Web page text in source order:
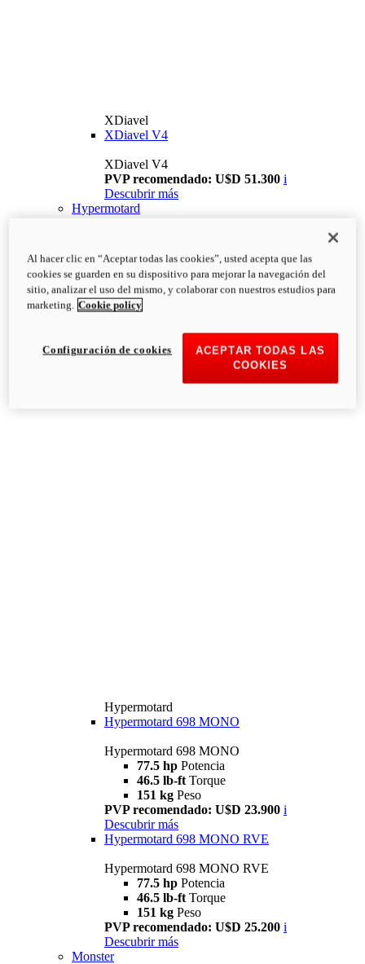
XDiavel
XDiavel V4
XDiavel V4
PVP recomendado: U$D 51.300 i
Descubrir más
Hypermotard
Hypermotard
Hypermotard 698 MONO
Hypermotard 698 MONO
77.5 hp Potencia
46.5 lb-ft Torque
151 kg Peso
PVP recomendado: U$D 23.900 i
Descubrir más
Hypermotard 698 MONO RVE
Hypermotard 698 MONO RVE
77.5 hp Potencia
46.5 lb-ft Torque
151 kg Peso
PVP recomendado: U$D 25.200 i
Descubrir más
Monster
Al hacer clic en “Aceptar todas las cookies”, usted acepta que las
cookies se guarden en su dispositivo para mejorar la navegación del
sitio, analizar el uso del mismo, y colaborar con nuestros estudios para
marketing. Cookie policy
ACEPTAR TODAS LAS
COOKIES
Configuración de cookies